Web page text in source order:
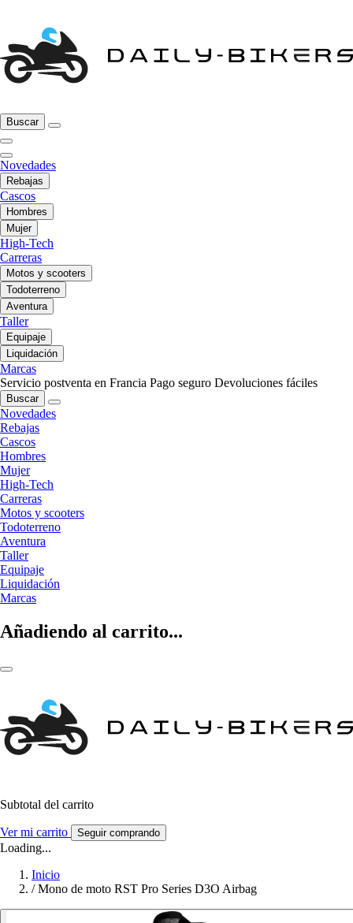
Buscar
Novedades
Rebajas
Cascos
Hombres
Mujer
High-Tech
Carreras
Motos y scooters
Todoterreno
Aventura
Taller
Equipaje
Liquidación
Marcas
Servicio postventa en Francia Pago seguro Devoluciones fáciles
Buscar
Novedades
Rebajas
Cascos
Hombres
Mujer
High-Tech
Carreras
Motos y scooters
Todoterreno
Aventura
Taller
Equipaje
Liquidación
Marcas
Añadiendo al carrito...
Subtotal del carrito
Ver mi carrito Seguir comprando
Loading...
Inicio
/ Mono de moto RST Pro Series D3O Airbag